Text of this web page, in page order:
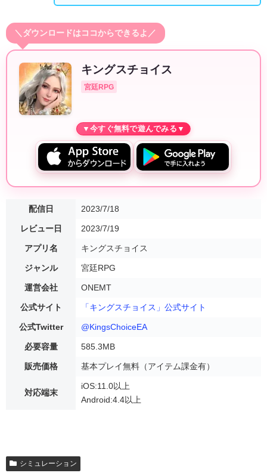
＼ダウンロードはココからできるよ／
キングスチョイス
宮廷RPG
配信日 2023/7/18
レビュー日 2023/7/19
アプリ名 キングスチョイス
ジャンル 宮廷RPG
運営会社 ONEMT
公式サイト 「キングスチョイス」公式サイト
公式Twitter @KingsChoiceEA
必要容量 585.3MB
販売価格 基本プレイ無料（アイテム課金有）
対応端末
iOS:11.0以上
Android:4.4以上
シミュレーション